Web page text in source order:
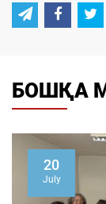
БОШҚА